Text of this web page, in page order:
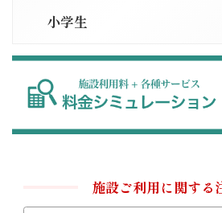
小学生
施設ご利用に関する